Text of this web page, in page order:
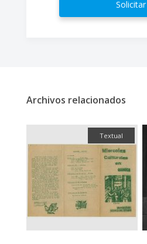
Solicitar
Archivos relacionados
Textual